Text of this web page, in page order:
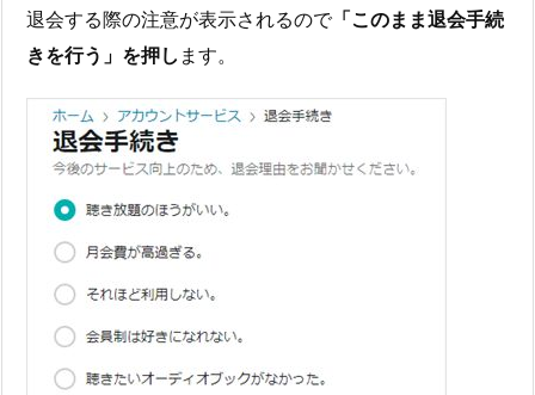
退会する際の注意が表示されるので「このまま退会手続
きを行う」を押し ます。